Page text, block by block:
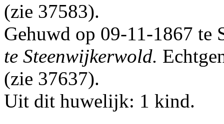
(zie 37583).
Gehuwd op 09-11-1867
te Steenwijkerwold.
(zie 37637).
Uit dit huwelijk: 1 kind.